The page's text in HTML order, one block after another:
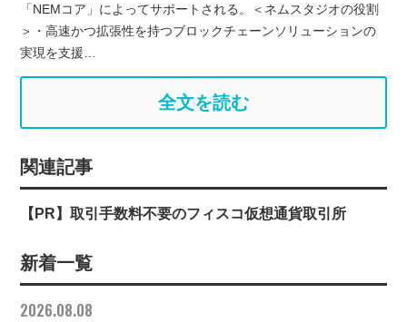
「NEMコア」によってサポートされる。＜ネムスタジオの役割
＞・高速かつ拡張性を持つブロックチェーンソリューションの
実現を支援…
全文を読む
関連記事
【PR】取引手数料不要のフィスコ仮想通貨取引所
新着一覧
2026.08.08